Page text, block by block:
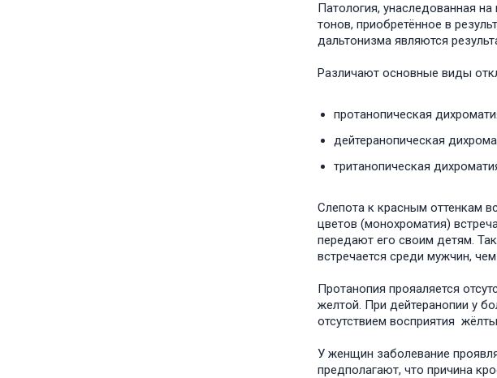
Патология, унаследованная
тонов, приобретённое в
дальтонизма являются
Различают основные виды
протанопическая
дейтеранопическая
тританопическая
Слепота к красным оттенкам
цветов (монохроматия)
передают его своим детям.
встречается среди мужчин,
Протанопия прояаляется
желтой. При дейтеранопии у
отсутствием восприятия
У женщин заболевание
предполагают, что причина